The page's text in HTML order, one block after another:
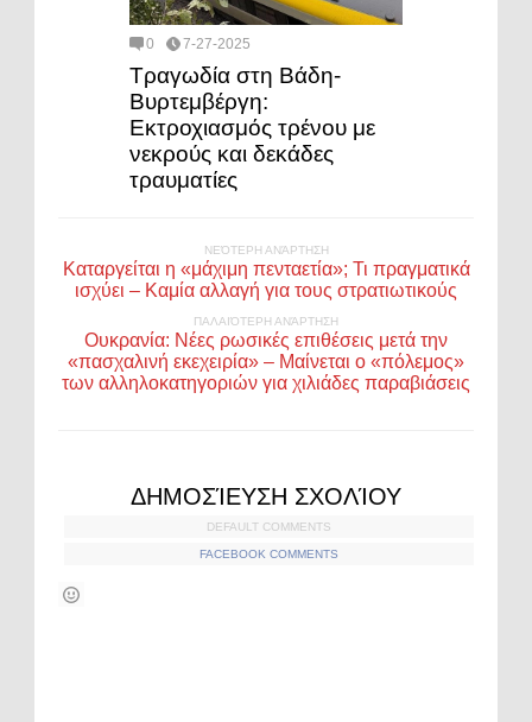
0 7-27-2025
Τραγωδία στη Βάδη-
Βυρτεμβέργη:
Εκτροχιασμός τρένου με
νεκρούς και δεκάδες
τραυματίες
ΝΕΌΤΕΡΗ ΑΝΆΡΤΗΣΗ
Καταργείται η «μάχιμη πενταετία»; Τι πραγματικά
ισχύει – Καμία αλλαγή για τους στρατιωτικούς
ΠΑΛΑΙΌΤΕΡΗ ΑΝΆΡΤΗΣΗ
Ουκρανία: Νέες ρωσικές επιθέσεις μετά την
«πασχαλινή εκεχειρία» – Μαίνεται ο «πόλεμος»
των αλληλοκατηγοριών για χιλιάδες παραβιάσεις
ΔΗΜΟΣΊΕΥΣΗ ΣΧΟΛΊΟΥ
DEFAULT COMMENTS
FACEBOOK COMMENTS